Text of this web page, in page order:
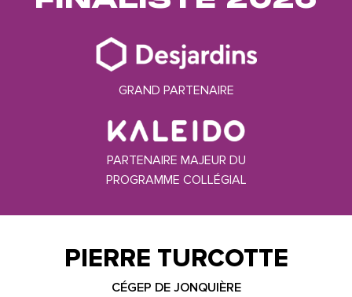
GRAND PARTENAIRE
PARTENAIRE MAJEUR DU
PROGRAMME COLLÉGIAL
PIERRE TURCOTTE
CÉGEP DE JONQUIÈRE